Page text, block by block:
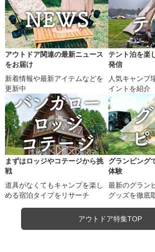
アウトドア関連の最新ニュース
をお届け
新着情報や最新アイテムなどを
更新中
テント泊を楽
発信
人気キャンプ
イントを紹介
まずはロッジやコテージから挑
戦
道具がなくてもキャンプを楽し
める宿泊タイプをリサーチ
グランピング
体験
最新のグラン
グッズを徹底
アウトドア特集TOP